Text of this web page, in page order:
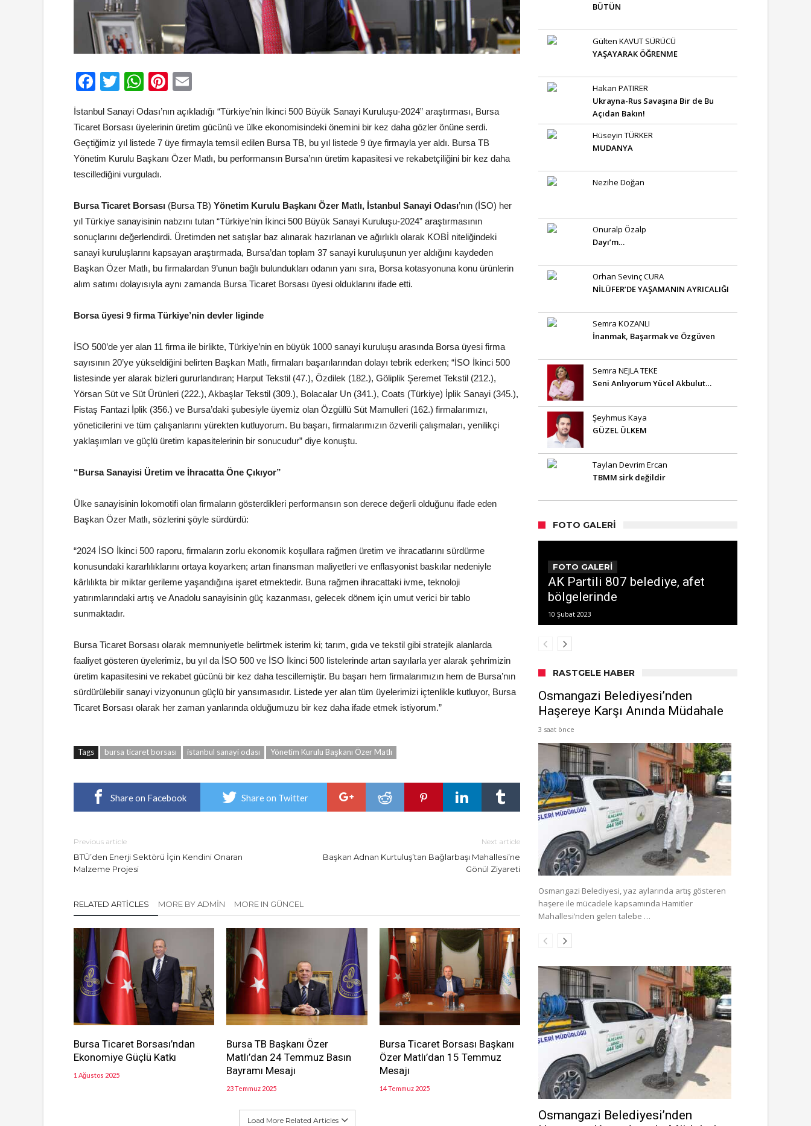
Facebook
TwitterWhatsApp
Pinterest
İstanbul Sanayi Odası’nın açıkladığı “Türkiye’nin İkinci 500 Büyük Sanayi Kuruluşu-2024” araştırması, Bursa
Ticaret Borsası üyelerinin üretim gücünü ve ülke ekonomisindeki önemini bir kez daha gözler önüne serdi.
Geçtiğimiz yıl listede 7 üye firmayla temsil edilen Bursa TB, bu yıl listede 9 üye firmayla yer aldı. Bursa TB
Yönetim Kurulu Başkanı Özer Matlı, bu performansın Bursa’nın üretim kapasitesi ve rekabetçiliğini bir kez daha
tescillediğini vurguladı.
Bursa Ticaret Borsası (Bursa TB) Yönetim Kurulu Başkanı Özer Matlı, İstanbul Sanayi Odası’nın (İSO) her
yıl Türkiye sanayisinin nabzını tutan “Türkiye’nin İkinci 500 Büyük Sanayi Kuruluşu-2024” araştırmasının
sonuçlarını değerlendirdi. Üretimden net satışlar baz alınarak hazırlanan ve ağırlıklı olarak KOBİ niteliğindeki
sanayi kuruluşlarını kapsayan araştırmada, Bursa’dan toplam 37 sanayi kuruluşunun yer aldığını kaydeden
Başkan Özer Matlı, bu firmalardan 9’unun bağlı bulundukları odanın yanı sıra, Borsa kotasyonuna konu ürünlerin
alım satımı dolayısıyla aynı zamanda Bursa Ticaret Borsası üyesi olduklarını ifade etti.
Borsa üyesi 9 firma Türkiye’nin devler liginde
İSO 500’de yer alan 11 firma ile birlikte, Türkiye’nin en büyük 1000 sanayi kuruluşu arasında Borsa üyesi firma
sayısının 20’ye yükseldiğini belirten Başkan Matlı, firmaları başarılarından dolayı tebrik ederken; “İSO İkinci 500
listesinde yer alarak bizleri gururlandıran; Harput Tekstil (47.), Özdilek (182.), Göliplik Şeremet Tekstil (212.),
Yörsan Süt ve Süt Ürünleri (222.), Akbaşlar Tekstil (309.), Bolacalar Un (341.), Coats (Türkiye) İplik Sanayi (345.),
Fistaş Fantazi İplik (356.) ve Bursa’daki şubesiyle üyemiz olan Özgüllü Süt Mamulleri (162.) firmalarımızı,
yöneticilerini ve tüm çalışanlarını yürekten kutluyorum. Bu başarı, firmalarımızın özverili çalışmaları, yenilikçi
yaklaşımları ve güçlü üretim kapasitelerinin bir sonucudur” diye konuştu.
“Bursa Sanayisi Üretim ve İhracatta Öne Çıkıyor”
Ülke sanayisinin lokomotifi olan firmaların gösterdikleri performansın son derece değerli olduğunu ifade eden
Başkan Özer Matlı, sözlerini şöyle sürdürdü:
“2024 İSO İkinci 500 raporu, firmaların zorlu ekonomik koşullara rağmen üretim ve ihracatlarını sürdürme
konusundaki kararlılıklarını ortaya koyarken; artan finansman maliyetleri ve enflasyonist baskılar nedeniyle
kârlılıkta bir miktar gerileme yaşandığına işaret etmektedir. Buna rağmen ihracattaki ivme, teknoloji
yatırımlarındaki artış ve Anadolu sanayisinin güç kazanması, gelecek dönem için umut verici bir tablo
sunmaktadır.
Bursa Ticaret Borsası olarak memnuniyetle belirtmek isterim ki; tarım, gıda ve tekstil gibi stratejik alanlarda
faaliyet gösteren üyelerimiz, bu yıl da İSO 500 ve İSO İkinci 500 listelerinde artan sayılarla yer alarak şehrimizin
üretim kapasitesini ve rekabet gücünü bir kez daha tescillemiştir. Bu başarı hem firmalarımızın hem de Bursa’nın
sürdürülebilir sanayi vizyonunun güçlü bir yansımasıdır. Listede yer alan tüm üyelerimizi içtenlikle kutluyor, Bursa
Ticaret Borsası olarak her zaman yanlarında olduğumuzu bir kez daha ifade etmek istiyorum.”
Tags bursa ticaret borsası istanbul sanayi odası Yönetim Kurulu Başkanı Özer Matlı
Share on Facebook Share on Twitter
Previous article
BTÜ’den Enerji Sektörü İçin Kendini Onaran
Malzeme Projesi
Next article
Başkan Adnan Kurtuluş’tan Bağlarbaşı Mahallesi’ne
Gönül Ziyareti
RELATED ARTICLES MORE BY ADMIN MORE IN GÜNCEL
Bursa Ticaret Borsası’ndan
Ekonomiye Güçlü Katkı
1 Ağustos 2025
Bursa TB Başkanı Özer
Matlı’dan 24 Temmuz Basın
Bayramı Mesajı
23 Temmuz 2025
Bursa Ticaret Borsası Başkanı
Özer Matlı’dan 15 Temmuz
Mesajı
14 Temmuz 2025
Load More Related Articles
BÜTÜN
Gülten KAVUT SÜRÜCÜ
YAŞAYARAK ÖĞRENME
Hakan PATIRER
Ukrayna-Rus Savaşına Bir de Bu
Açıdan Bakın!
Hüseyin TÜRKER
MUDANYA
Nezihe Doğan
Onuralp Özalp
Dayı’m…
Orhan Sevinç CURA
NİLÜFER’DE YAŞAMANIN AYRICALIĞI
Semra KOZANLI
İnanmak, Başarmak ve Özgüven
Semra NEJLA TEKE
Seni Anlıyorum Yücel Akbulut…
Şeyhmus Kaya
GÜZEL ÜLKEM
Taylan Devrim Ercan
TBMM sirk değildir
FOTO GALERI
FOTO GALERİ
AK Partili 807 belediye, afet
bölgelerinde
10 Şubat 2023
RASTGELE HABER
Osmangazi Belediyesi’nden
Haşereye Karşı Anında Müdahale
3 saat önce
Osmangazi Belediyesi, yaz aylarında artış gösteren
haşere ile mücadele kapsamında Hamitler
Mahallesi’nden gelen talebe …
Osmangazi Belediyesi’nden